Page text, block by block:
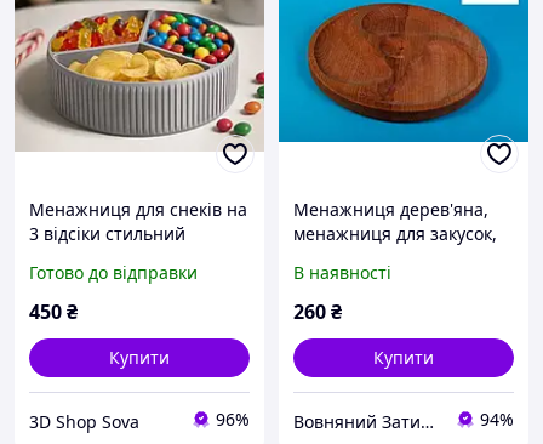
Менажниця для снеків на
3 відсіки стильний
20*6*20 см
Готово до відправки
450₴
Купити
3D Shop Sova 96%
Менажниця дерев'яна,
менажниця для закусок,
черешні, менажниця
кругла
В наявності
260₴
Купити
Вовняний Затишок 94%